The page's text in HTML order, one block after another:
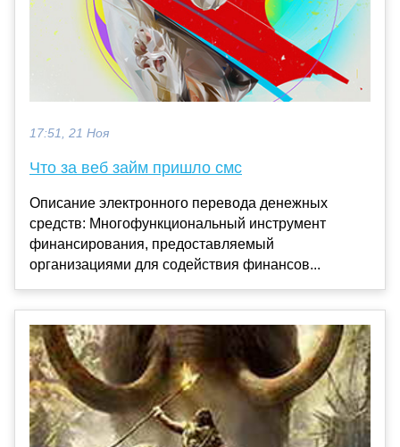
17:51, 21 Ноя
Что за веб займ пришло смс
Описание электронного перевода денежных
средств: Многофункциональный инструмент
финансирования, предоставляемый
организациями для содействия финансов...